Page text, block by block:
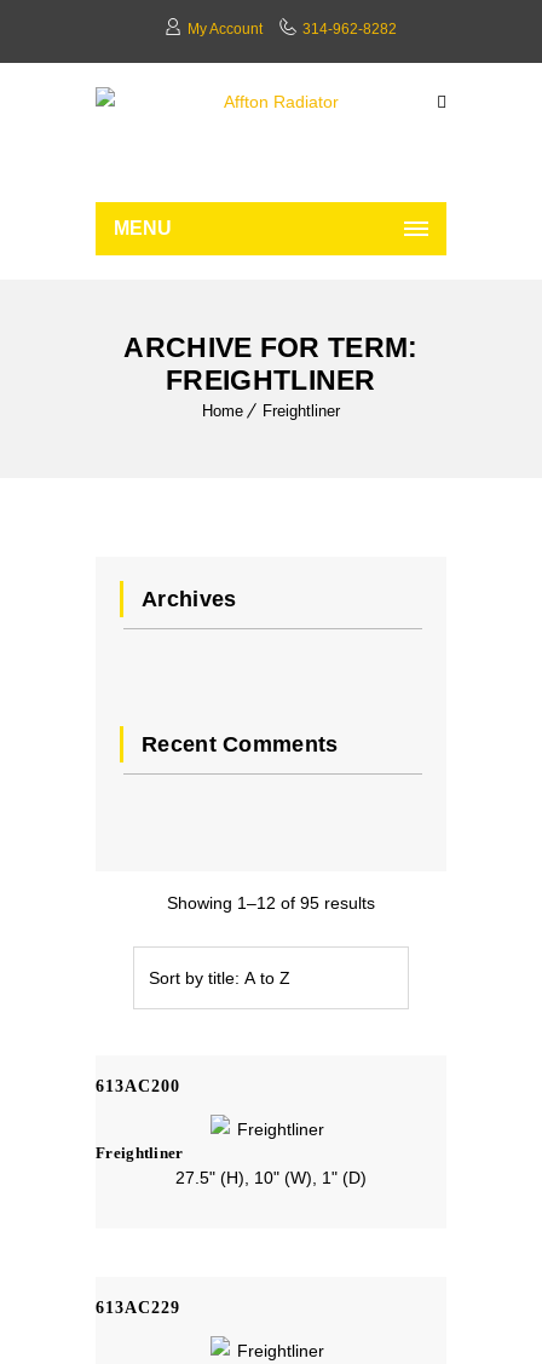
My Account 314-962-8282
MENU
ARCHIVE FOR TERM:
FREIGHTLINER
Home Freightliner
Archives
Recent Comments
Showing 1–12 of 95 results
613AC200
Freightliner
27.5" (H), 10" (W), 1" (D)
613AC229